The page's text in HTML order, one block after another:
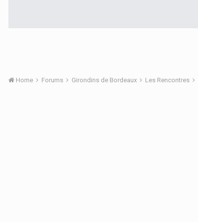
Home Forums Girondins de Bordeaux Les Rencontres